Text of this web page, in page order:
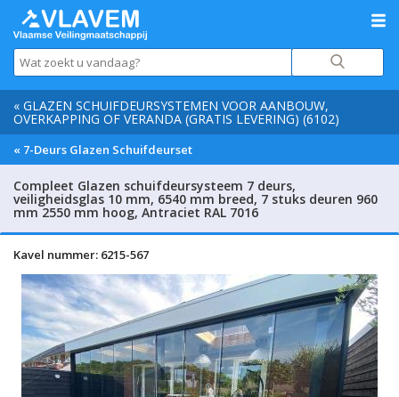
« GLAZEN SCHUIFDEURSYSTEMEN VOOR AANBOUW,
OVERKAPPING OF VERANDA (GRATIS LEVERING) (6102)
« 7-Deurs Glazen Schuifdeurset
Compleet Glazen schuifdeursysteem 7 deurs,
veiligheidsglas 10 mm, 6540 mm breed, 7 stuks deuren 960
mm 2550 mm hoog, Antraciet RAL 7016
Kavel nummer: 6215-567